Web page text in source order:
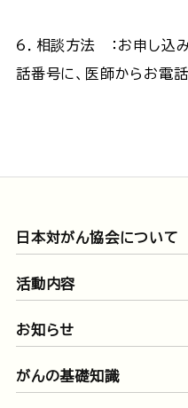
6．相談方法 ：お申し込
話番号に、医師からお電話
日本対がん協会について
活動内容
お知らせ
がんの基礎知識